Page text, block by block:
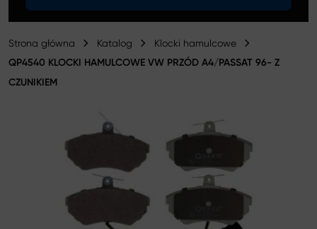
Strona główna Katalog Klocki hamulcowe
QP4540 KLOCKI HAMULCOWE VW PRZÓD A4/PASSAT 96- Z
CZUNIKIEM